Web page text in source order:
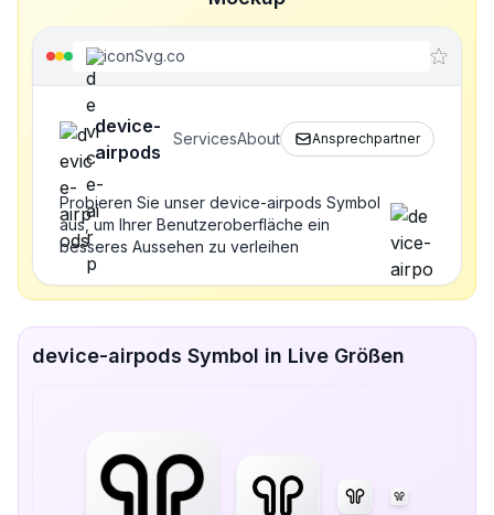
iconSvg.co
device-
airpods
ServicesAbout Ansprechpartner
Probieren Sie unser device-airpods Symbol
aus, um Ihrer Benutzeroberfläche ein
besseres Aussehen zu verleihen
device-airpods Symbol in Live Größen